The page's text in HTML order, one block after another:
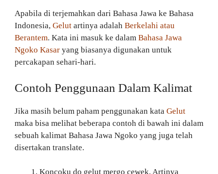
Apabila di terjemahkan dari Bahasa Jawa ke Bahasa
Indonesia, Gelut artinya adalah Berkelahi atau
Berantem. Kata ini masuk ke dalam Bahasa Jawa
Ngoko Kasar yang biasanya digunakan untuk
percakapan sehari-hari.
Contoh Penggunaan Dalam Kalimat
Jika masih belum paham penggunakan kata Gelut
maka bisa melihat beberapa contoh di bawah ini dalam
sebuah kalimat Bahasa Jawa Ngoko yang juga telah
disertakan translate.
Koncoku do gelut mergo cewek, Artinya